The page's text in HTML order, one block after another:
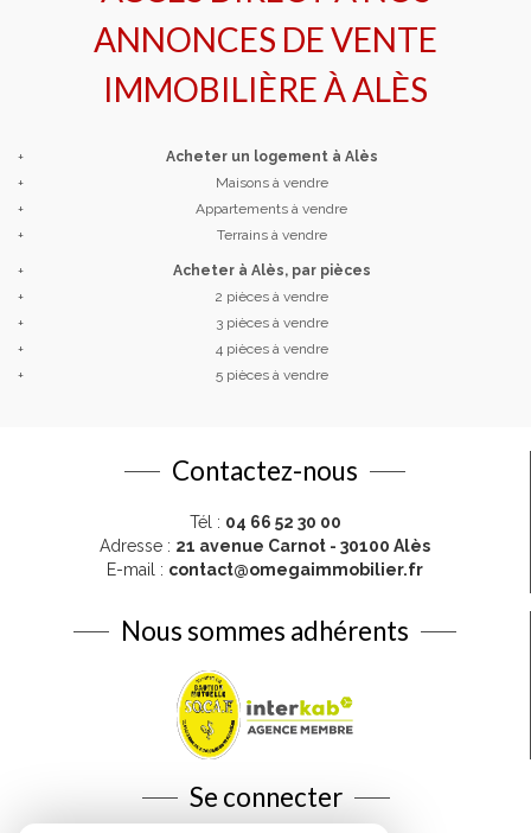
ANNONCES DE VENTE
IMMOBILIÈRE ÀALÈS
+
Acheter un logement à Alès
+
Maisons à vendre
+
Appartements à vendre
+
Terrains à vendre
+
Acheter à Alès, par pièces
+
2 pièces à vendre
+
3 pièces à vendre
+
4 pièces à vendre
+
5 pièces à vendre
Contactez-nous
Tél : 04 66 52 30 00
Adresse : 21 avenue Carnot - 30100 Alès
E-mail : contact@omegaimmobilier.fr
Nous sommes adhérents
Se connecter